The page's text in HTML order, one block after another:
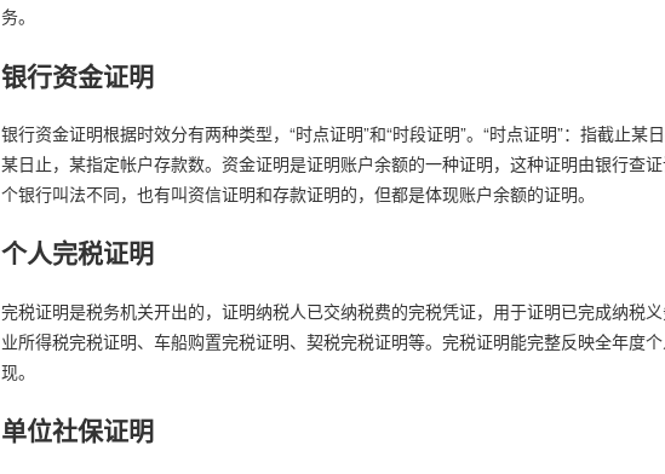
务。
银行资金证明
银行资金证明根据时效分有两种类型，“时点证明”和“时段证明”。“时点证明”：指截止
某日止，某指定帐户存款数。资金证明是证明账户余额的一种证明，这种证明由银行查
个银行叫法不同，也有叫资信证明和存款证明的，但都是体现账户余额的证明。
个人完税证明
完税证明是税务机关开出的，证明纳税人已交纳税费的完税凭证，用于证明已完成纳税
业所得税完税证明、车船购置完税证明、契税完税证明等。完税证明能完整反映全年度
现。
单位社保证明